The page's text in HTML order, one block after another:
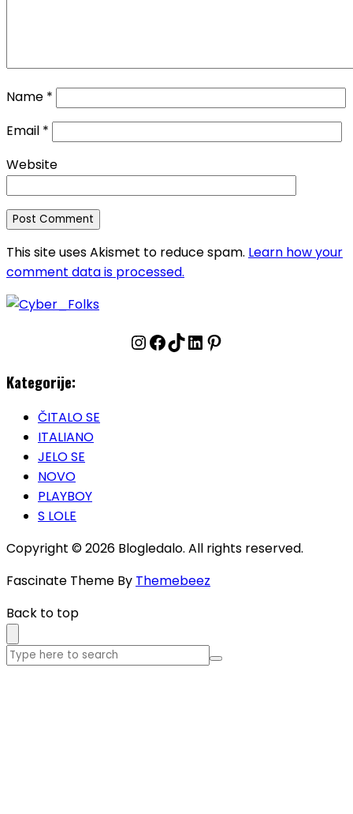
Name *
Email *
Website
This site uses Akismet to reduce spam. Learn how your
comment data is processed.
Instagram
Facebook
TikTok
LinkedIn
Pinterest
Kategorije:
ČITALO SE
ITALIANO
JELO SE
NOVO
PLAYBOY
S LOLE
Copyright © 2026 Blogledalo. All rights reserved.
Fascinate Theme By Themebeez
Back to top